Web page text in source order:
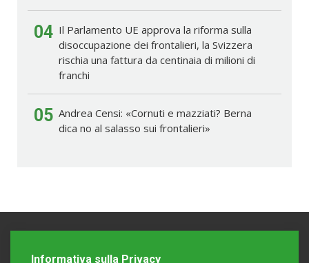
04 Il Parlamento UE approva la riforma sulla
disoccupazione dei frontalieri, la Svizzera
rischia una fattura da centinaia di milioni di
franchi
05 Andrea Censi: «Cornuti e mazziati? Berna
dica no al salasso sui frontalieri»
Informativa sulla Privacy